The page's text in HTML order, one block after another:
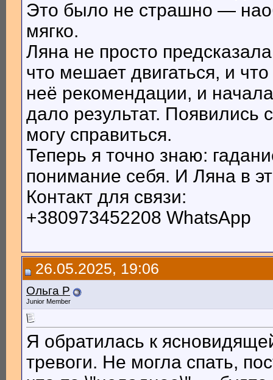
Это было не страшно —
мягко.
Ляна не просто
что мешает двигаться, и
неё рекомендации, и
дало результат.
могу справиться.
Теперь я точно знаю:
понимание себя. И Ляна в
Контакт для связи:
+380973452208 WhatsApp
26.05.2025, 19:06
Ольга Р
Junior Member
Я обратилась к
тревоги. Не могла спать,